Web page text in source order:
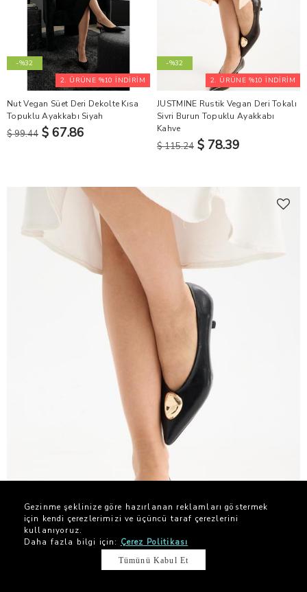
2. ÜRÜNE %10 İNDİRİM
-%32
Nut Vegan Süet Deri Dekolte Kısa
Topuklu Ayakkabı Siyah
$ 99.44 $ 67.86
2. ÜRÜNE %10 İNDİRİM
-%32
JUSTMINE Rustik Vegan Deri Tokalı
Sivri Burun Topuklu Ayakkabı
Kahve
$ 115.24 $ 78.39
-%32
Gezinme şeklinize göre hazırlanan reklamları göstermek
için kendi çerezlerimizi ve üçüncü taraf çerezlerini
kullanıyoruz.
Daha fazla bilgi için: Çerez Politikası
Tümünü Kabul Et